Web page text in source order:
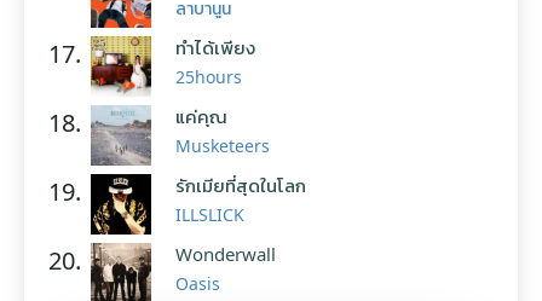
ลาบานูน
17. ทำได้เพียง
25hours
18. แค่คุณ
Musketeers
19. รักเมียที่สุดในโลก
ILLSLICK
20. Wonderwall
Oasis